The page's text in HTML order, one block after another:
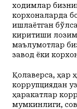
ходимлар
корхоналарда
ишлаётган
киритиши
маълумотлар
завод ёки
Қолаверса, ҳар
коррупциядан
ҳаракатлар
мумкинлиги,